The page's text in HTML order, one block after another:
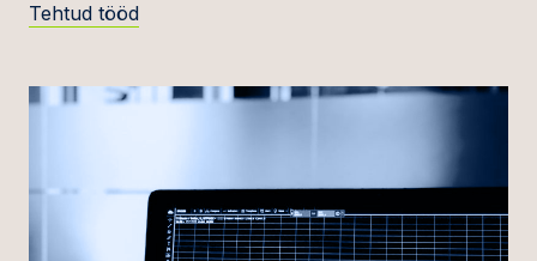
Tehtud tööd